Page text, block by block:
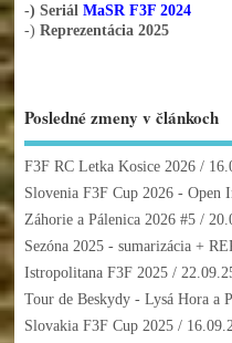
-) Seriál MaSR F3F 2024
-) Reprezentácia 2025
Posledné zmeny v článkoch
F3F RC Letka Kosice 2026/
Slovenia F3F Cup 2026 - Open
Záhorie a Pálenica 2026 #5/
Sezóna 2025 - sumarizácia +
Istropolitana F3F 2025/
Tour de Beskydy - Lysá Hora a
Slovakia F3F Cup 2025/